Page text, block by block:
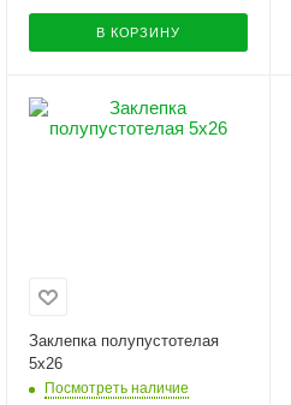
В КОРЗИНУ
Заклепка полупустотелая
5х26
Посмотреть наличие